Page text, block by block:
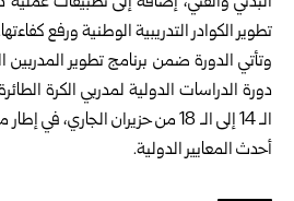
تطوير الكوادر التدريبية الوطنية ورفع
وتأتي الدورة ضمن برنامج تطوير المدربين
الـ 14 إلى الـ 18 من حزيران
أحدث المعايير الدولية.‏